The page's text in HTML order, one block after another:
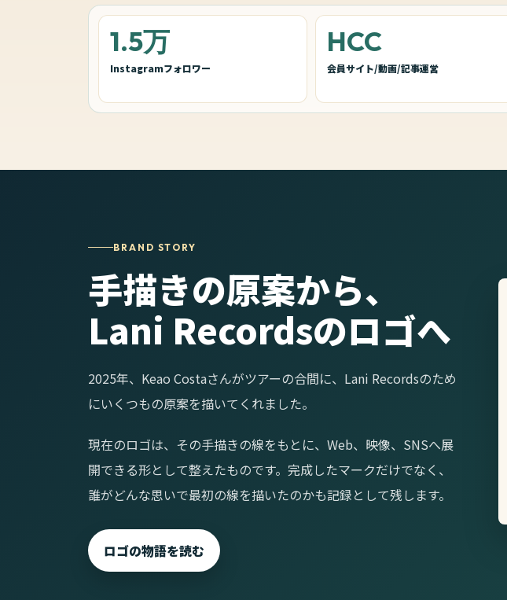
1.5万
Instagramフォロワー
HCC
会員サイト/動画/記事運営
BRAND STORY
手描きの原案から、
Lani Recordsのロゴへ
2025年、Keao Costaさんがツアーの合間に、Lani Recordsのため
にいくつもの原案を描いてくれました。
現在のロゴは、その手描きの線をもとに、Web、映像、SNSへ展
開できる形として整えたものです。完成したマークだけでなく、
誰がどんな思いで最初の線を描いたのかも記録として残します。
ロゴの物語を読む